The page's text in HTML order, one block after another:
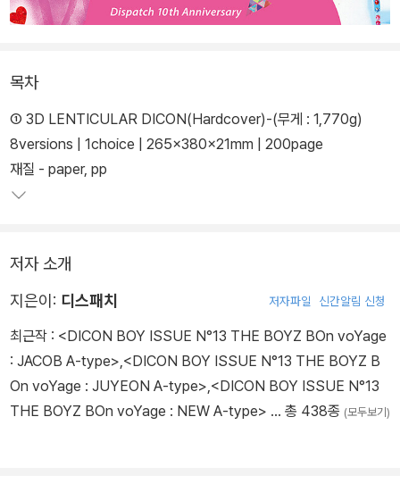
목차
① 3D LENTICULAR DICON(Hardcover)-(무게 : 1,770g)
8versions | 1choice | 265×380×21mm | 200page
재질 - paper, pp
저자 소개
지은이: 디스패치 저자파일 신간알림 신청
최근작 : <DICON BOY ISSUE N°13 THE BOYZ BOn voYage
: JACOB A-type>,<DICON BOY ISSUE N°13 THE BOYZ B
On voYage : JUYEON A-type>,<DICON BOY ISSUE N°13
THE BOYZ BOn voYage : NEW A-type> … 총 438종 (모두보기)